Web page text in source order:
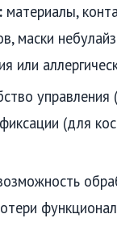
материалы,
маски
или
управления
(для